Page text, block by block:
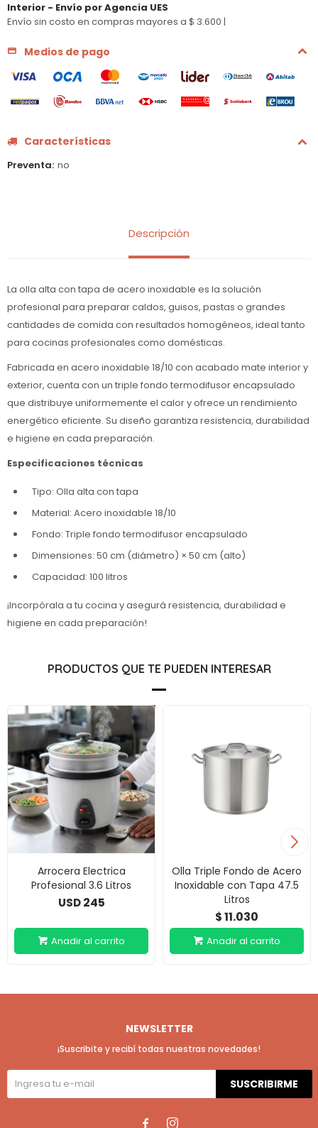
Interior - Envío por Agencia UES
Envío sin costo en compras mayores a $ 3.600 |
Medios de pago
Características
Preventa no
Descripción
La olla alta con tapa de acero inoxidable es la solución
profesional para preparar caldos, guisos, pastas o grandes
cantidades de comida con resultados homogéneos, ideal tanto
para cocinas profesionales como domésticas.
Fabricada en acero inoxidable 18/10 con acabado mate interior y
exterior, cuenta con un triple fondo termodifusor encapsulado
que distribuye uniformemente el calor y ofrece un rendimiento
energético eficiente. Su diseño garantiza resistencia, durabilidad
e higiene en cada preparación.
Especificaciones técnicas
Tipo: Olla alta con tapa
Material: Acero inoxidable 18/10
Fondo: Triple fondo termodifusor encapsulado
Dimensiones: 50 cm (diámetro) × 50 cm (alto)
Capacidad: 100 litros
¡Incorpórala a tu cocina y asegurá resistencia, durabilidad e
higiene en cada preparación!
PRODUCTOS QUE TE PUEDEN INTERESAR
Arrocera Electrica
Profesional 3.6 Litros
USD 245
Olla Triple Fondo de Acero
Inoxidable con Tapa 47.5
Litros
$11.030
NEWSLETTER
¡Suscribite y recibí todas nuestras novedades!
SUSCRIBIRME
 